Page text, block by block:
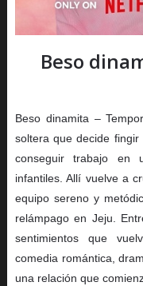
Beso
Beso dinamita –
soltera que decide
conseguir trabajo en
infantiles. Allí vuelve a
equipo sereno y
relámpago en Jeju.
sentimientos que
comedia romántica,
una relación que